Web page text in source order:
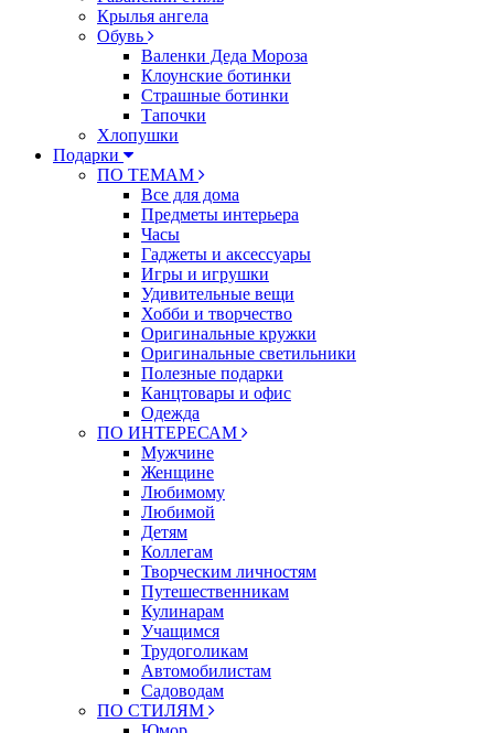
Крылья ангела
Обувь
Валенки Деда Мороза
Клоунские ботинки
Страшные ботинки
Тапочки
Хлопушки
Подарки
ПО ТЕМАМ
Все для дома
Предметы интерьера
Часы
Гаджеты и аксессуары
Игры и игрушки
Удивительные вещи
Хобби и творчество
Оригинальные кружки
Оригинальные светильники
Полезные подарки
Канцтовары и офис
Одежда
ПО ИНТЕРЕСАМ
Мужчине
Женщине
Любимому
Любимой
Детям
Коллегам
Творческим личностям
Путешественникам
Кулинарам
Учащимся
Трудоголикам
Автомобилистам
Садоводам
ПО СТИЛЯМ